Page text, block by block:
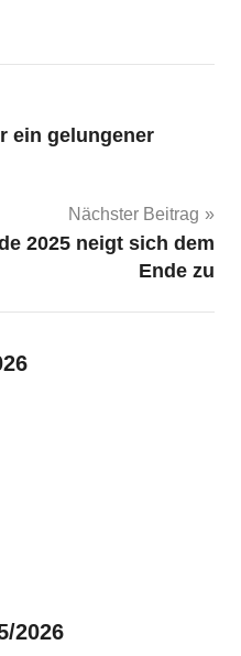
ein gelungener
Nächster Beitrag
2025 neigt sich dem
Ende zu
2026